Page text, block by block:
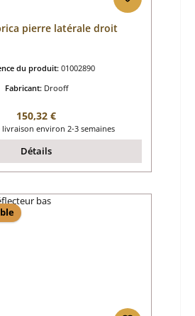
pierre latérale droit
du produit: 01002890
Fabricant: Drooff
Prix régulier :
150,32 €
livraison environ 2-3 semaines
Détails